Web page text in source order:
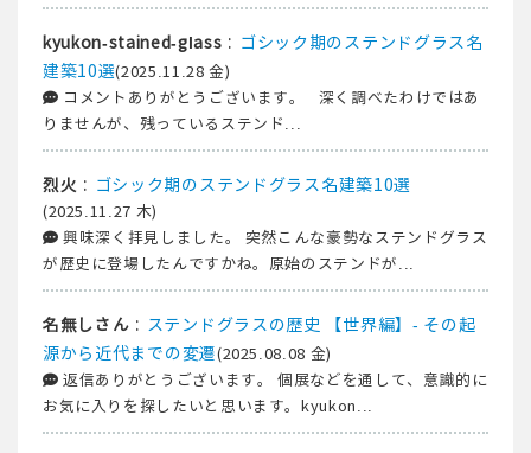
kyukon-stained-glass : ゴシック期のステンドグラス名
建築10選(2025.11.28 金)
コメントありがとうございます。 深く調べたわけではあ
りませんが、残っているステンド...
烈火 : ゴシック期のステンドグラス名建築10選
(2025.11.27 木)
興味深く拝見しました。 突然こんな豪勢なステンドグラス
が歴史に登場したんですかね。原始のステンドが...
名無しさん : ステンドグラスの歴史 【世界編】- その起
源から近代までの変遷(2025.08.08 金)
返信ありがとうございます。 個展などを通して、意識的に
お気に入りを探したいと思います。kyukon...